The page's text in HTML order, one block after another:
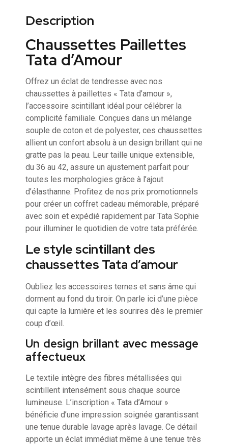
Description
Chaussettes Paillettes
Tata d’Amour
Offrez un éclat de tendresse avec nos
chaussettes à paillettes « Tata d’amour »,
l’accessoire scintillant idéal pour célébrer la
complicité familiale. Conçues dans un mélange
souple de coton et de polyester, ces chaussettes
allient un confort absolu à un design brillant qui ne
gratte pas la peau. Leur taille unique extensible,
du 36 au 42, assure un ajustement parfait pour
toutes les morphologies grâce à l’ajout
d’élasthanne. Profitez de nos prix promotionnels
pour créer un coffret cadeau mémorable, préparé
avec soin et expédié rapidement par Tata Sophie
pour illuminer le quotidien de votre tata préférée.
Le style scintillant des
chaussettes Tata d’amour
Oubliez les accessoires ternes et sans âme qui
dorment au fond du tiroir. On parle ici d’une pièce
qui capte la lumière et les sourires dès le premier
coup d’œil.
Un design brillant avec message
affectueux
Le textile intègre des fibres métallisées qui
scintillent intensément sous chaque source
lumineuse. L’inscription « Tata d’Amour »
bénéficie d’une impression soignée garantissant
une tenue durable lavage après lavage. Ce détail
apporte un éclat immédiat même à une tenue très